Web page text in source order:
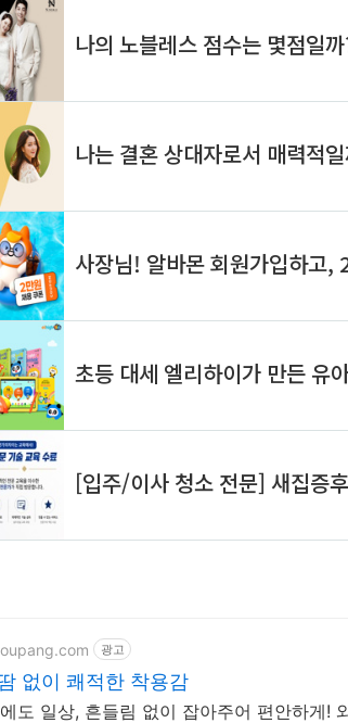
광고
없이 쾌적한 착용감
도 일상, 흔들림 없이 잡아주어 편안하게!